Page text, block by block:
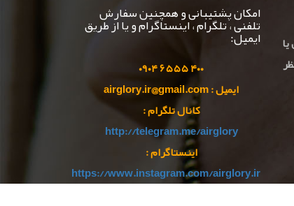
امکان پشتیبانی و همچنین سفارش
تلفنی ، تلگرام ، اینستاگرام و یا از طریق
ایمیل:
۴۰۰ ۶۵۵۵ ۰ ۹۰۴
ایمیل : airglory.ir@gmail.com
کانال تلگرام :
http://telegram.me/airglory
اینستاگرام :
https://www.instagram.com/airglory.ir